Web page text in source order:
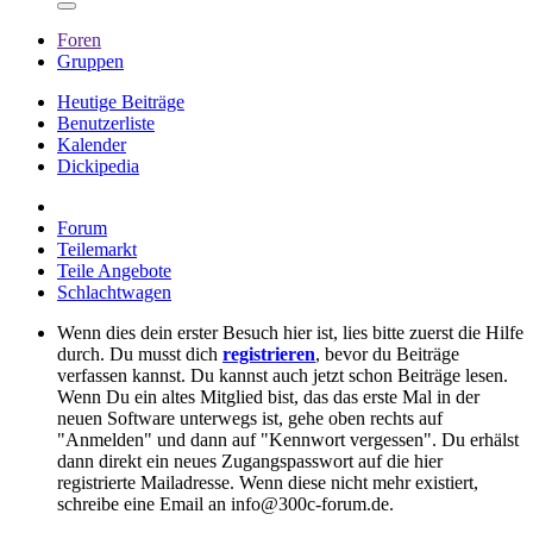
Foren
Gruppen
Heutige Beiträge
Benutzerliste
Kalender
Dickipedia
Forum
Teilemarkt
Teile Angebote
Schlachtwagen
Wenn dies dein erster Besuch hier ist, lies bitte zuerst die Hilfe
durch. Du musst dich registrieren, bevor du Beiträge
verfassen kannst. Du kannst auch jetzt schon Beiträge lesen.
Wenn Du ein altes Mitglied bist, das das erste Mal in der
neuen Software unterwegs ist, gehe oben rechts auf
"Anmelden" und dann auf "Kennwort vergessen". Du erhälst
dann direkt ein neues Zugangspasswort auf die hier
registrierte Mailadresse. Wenn diese nicht mehr existiert,
schreibe eine Email an info@300c-forum.de.